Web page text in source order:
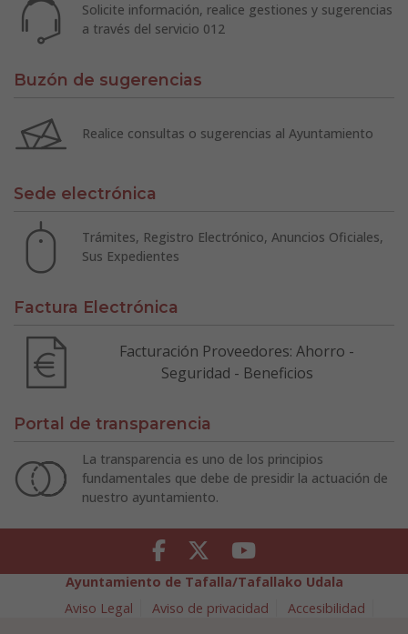
Solicite información, realice gestiones y sugerencias
a través del servicio 012
Buzón de sugerencias
Realice consultas o sugerencias al Ayuntamiento
Sede electrónica
Trámites, Registro Electrónico, Anuncios Oficiales,
Sus Expedientes
Factura Electrónica
Facturación Proveedores: Ahorro -
Seguridad - Beneficios
Portal de transparencia
La transparencia es uno de los principios
fundamentales que debe de presidir la actuación de
nuestro ayuntamiento.
Facebook Twitter Youtube
Ayuntamiento de Tafalla/Tafallako Udala
Aviso Legal
Aviso de privacidad
Accesibilidad